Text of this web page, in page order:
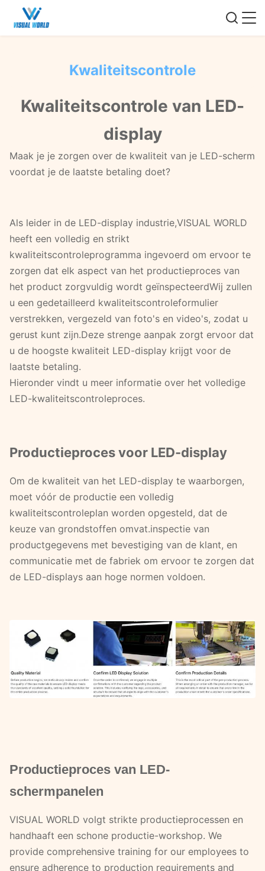
Kwaliteitscontrole
Kwaliteitscontrole van LED-
display
Maak je je zorgen over de kwaliteit van je LED-scherm
voordat je de laatste betaling doet?
Als leider in de LED-display industrie,VISUAL WORLD
heeft een volledig en strikt
kwaliteitscontroleprogramma ingevoerd om ervoor te
zorgen dat elk aspect van het productieproces van
het product zorgvuldig wordt geïnspecteerdWij zullen
u een gedetailleerd kwaliteitscontroleformulier
verstrekken, vergezeld van foto's en video's, zodat u
gerust kunt zijn.Deze strenge aanpak zorgt ervoor dat
u de hoogste kwaliteit LED-display krijgt voor de
laatste betaling.
Hieronder vindt u meer informatie over het volledige
LED-kwaliteitscontroleproces.
Productieproces voor LED-display
Om de kwaliteit van het LED-display te waarborgen,
moet vóór de productie een volledig
kwaliteitscontroleplan worden opgesteld, dat de
keuze van grondstoffen omvat.inspectie van
productgegevens met bevestiging van de klant, en
communicatie met de fabriek om ervoor te zorgen dat
de LED-displays aan hoge normen voldoen.
Productieproces van LED-
schermpanelen
VISUAL WORLD volgt strikte productieprocessen en
handhaaft een schone productie-workshop. We
provide comprehensive training for our employees to
ensure adherence to production requirements and